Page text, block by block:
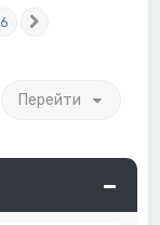
6
Перейти